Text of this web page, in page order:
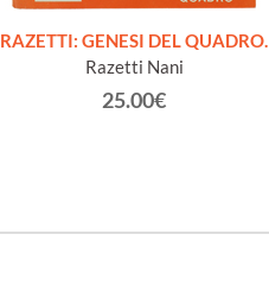
RAZETTI: GENESI DEL QUADRO.
Razetti Nani
25.00€